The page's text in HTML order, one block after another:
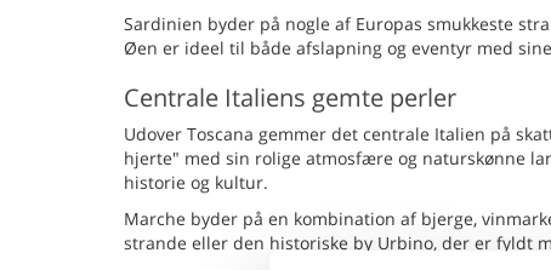
Sardinien byder på nogle af Europas smukkeste
Øen er ideel til både afslapning og eventyr med
Centrale Italiens gemte perler
Udover Toscana gemmer det centrale Italien på
hjerte" med sin rolige atmosfære og naturskønne
historie og kultur.
Marche byder på en kombination af bjerge,
strande eller den historiske by Urbino, der er fyldt